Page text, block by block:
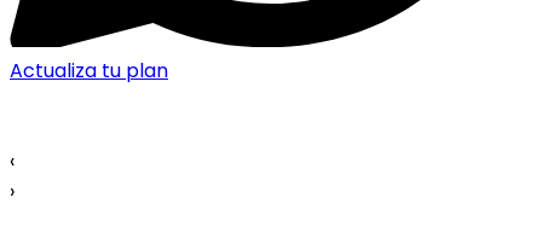
Actualiza tu plan
‹
›